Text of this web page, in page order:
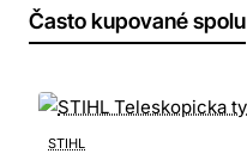
Často kupované spolu
-7%
STIHL